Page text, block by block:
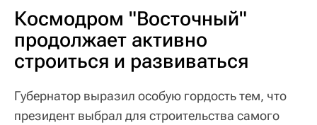
Космодром "Восточный"
продолжает активно
строиться и развиваться
Губернатор выразил особую гордость тем, что
президент выбрал для строительства самого